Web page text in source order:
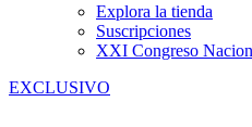
Explora la tienda
Suscripciones
XXI Congreso
EXCLUSIVO